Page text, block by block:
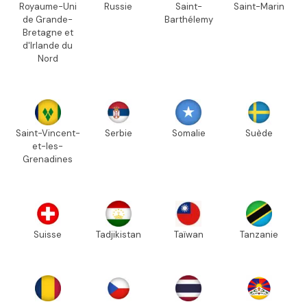
Royaume-Uni
de Grande-
Bretagne et
d'Irlande du
Nord
Russie
Saint-
Barthélemy
Saint-Marin
Saint-Vincent-
et-les-
Grenadines
Serbie Somalie Suède
Suisse Tadjikistan Taïwan Tanzanie